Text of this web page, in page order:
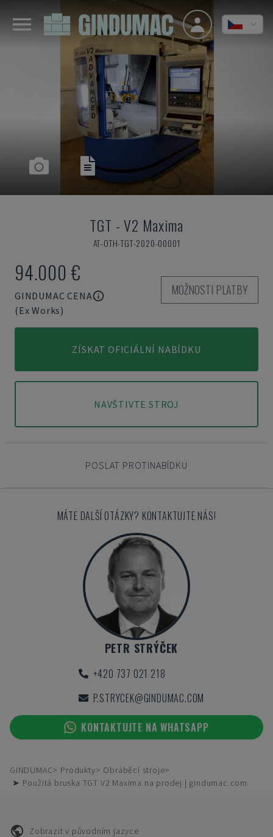
TGT -V2 Maxima
AT-OTH-TGT-2020-00001
94.000 €
GINDUMAC CENA
(Ex Works)
MOŽNOSTI PLATBY
ZÍSKAT OFICIÁLNÍ NABÍDKU
NAVŠTIVTE STROJ
POSLAT PROTINABÍDKU
MÁTE DALŠÍ OTÁZKY? KONTAKTUJTE NÁS!
PETR STRÝČEK
+420 737 021 218
P.STRYCEK@GINDUMAC.COM
KONTAKTUJTE NA WHATSAPP
GINDUMAC Produkty
Obráběcí stroje
➤ Použitá bruska TGT V2 Maxima na prodej | gindumac.com
Zobrazit v původním jazyce